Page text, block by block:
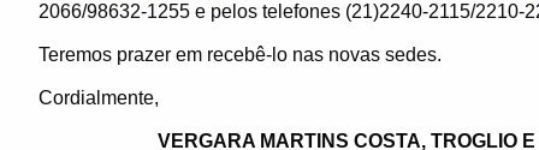
2066/98632-1255 e pelos telefones (21)2240-2115/2210-
Teremos prazer em recebê-lo nas novas sedes.
Cordialmente,
VERGARA MARTINS COSTA, TROGLIO